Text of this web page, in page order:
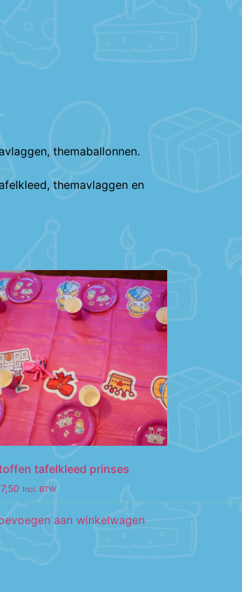
themaballonnen.
themavlaggen en
tafelkleed prinses
7,50 Incl. BTW
aan winkelwagen